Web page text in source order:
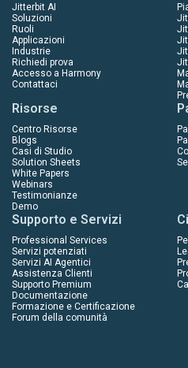
Jitterbit AI
Soluzioni
Ruoli
Applicazioni
Industrie
Richiedi prova
Accesso a Harmony
Contattaci
Risorse
Centro Risorse
Blogs
Casi di Studio
Solution Sheets
White Papers
Webinars
Testimonianze
Demo
Supporto e Servizi
Professional Services
Servizi potenziati
Servizi AI Agentici
Assistenza Clienti
Supporto Premium
Documentazione
Formazione e Certificazione
Forum della comunità